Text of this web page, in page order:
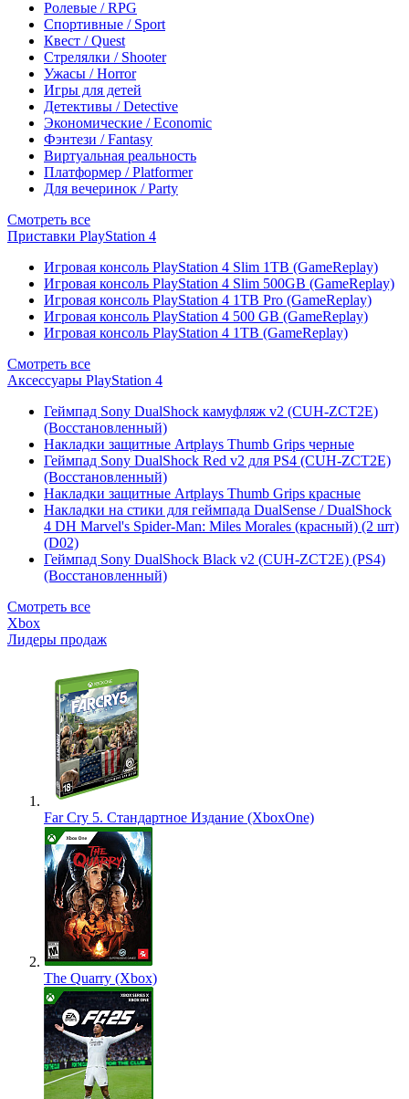
Ролевые / RPG
Спортивные / Sport
Квест / Quest
Стрелялки / Shooter
Ужасы / Horror
Игры для детей
Детективы / Detective
Экономические / Economic
Фэнтези / Fantasy
Виртуальная реальность
Платформер / Platformer
Для вечеринок / Party
Смотреть все
Приставки PlayStation 4
Игровая консоль PlayStation 4 Slim 1TB (GameReplay)
Игровая консоль PlayStation 4 Slim 500GB (GameReplay)
Игровая консоль PlayStation 4 1TB Pro (GameReplay)
Игровая консоль PlayStation 4 500 GB (GameReplay)
Игровая консоль PlayStation 4 1TB (GameReplay)
Смотреть все
Аксессуары PlayStation 4
Геймпад Sony DualShock камуфляж v2 (CUH-ZCT2E)
(Восстановленный)
Накладки защитные Artplays Thumb Grips черные
Геймпад Sony DualShock Red v2 для PS4 (CUH-ZCT2E)
(Восстановленный)
Накладки защитные Artplays Thumb Grips красные
Накладки на стики для геймпада DualSense / DualShock
4 DH Marvel's Spider-Man: Miles Morales (красный) (2 шт)
(D02)
Геймпад Sony DualShock Black v2 (CUH-ZCT2E) (PS4)
(Восстановленный)
Смотреть все
Xbox
Лидеры продаж
Far Cry 5. Стандартное Издание (XboxOne)
The Quarry (Xbox)